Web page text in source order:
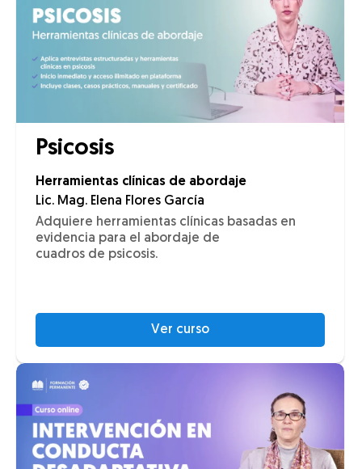
Psicosis
Herramientas clínicas de abordaje
Lic. Mag. Elena Flores García
Adquiere herramientas clínicas basadas en
evidencia para el abordaje de
cuadros de psicosis.
Ver curso